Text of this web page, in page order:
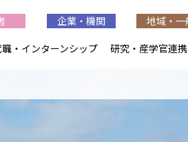
企業・機関
地域・一
・インターンシップ 研究・産学官連携